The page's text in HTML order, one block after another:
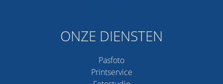
ONZE DIENSTEN
Pasfoto
Printservice